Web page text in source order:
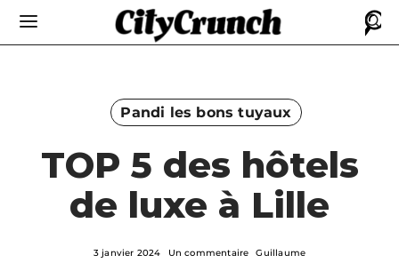
Pandi les bons tuyaux
TOP 5 des hôtels
de luxe à Lille
3 janvier 2024 Un commentaire Guillaume